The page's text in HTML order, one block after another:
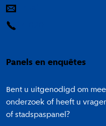
Panels en enquêtes
Bent u uitgenodigd om
onderzoek of heeft u
of stadspaspanel?